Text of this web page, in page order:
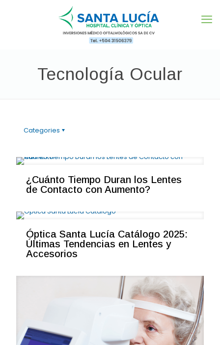
Tecnología Ocular
Categories
¿Cuánto Tiempo Duran los Lentes
de Contacto con Aumento?
Óptica Santa Lucía Catálogo 2025:
Últimas Tendencias en Lentes y
Accesorios